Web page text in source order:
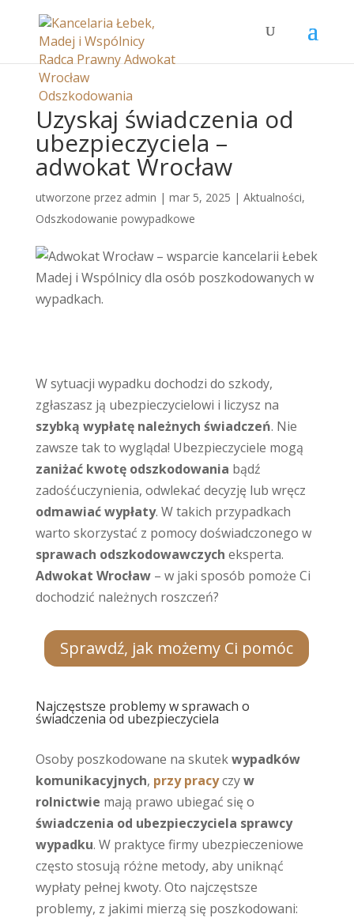
Uzyskaj świadczenia od
ubezpieczyciela –
adwokat Wrocław
utworzone przez admin | mar 5, 2025 | Aktualności,
Odszkodowanie powypadkowe
W sytuacji wypadku dochodzi do szkody,
zgłaszasz ją ubezpieczycielowi i liczysz na
szybką wypłatę należnych świadczeń. Nie
zawsze tak to wygląda! Ubezpieczyciele mogą
zaniżać kwotę odszkodowania bądź
zadośćuczynienia, odwlekać decyzję lub wręcz
odmawiać wypłaty. W takich przypadkach
warto skorzystać z pomocy doświadczonego w
sprawach odszkodowawczych eksperta.
Adwokat Wrocław– w jaki sposób pomoże Ci
dochodzić należnych roszczeń?
Sprawdź, jak możemy Ci pomóc
Najczęstsze problemy w sprawach o
świadczenia od ubezpieczyciela
Osoby poszkodowane na skutekwypadków
komunikacyjnych, przy pracyczyw
rolnictwie mają prawo ubiegać się o
świadczenia od ubezpieczyciela sprawcy
wypadku. W praktyce firmy ubezpieczeniowe
często stosują różne metody, aby uniknąć
wypłaty pełnej kwoty. Oto najczęstsze
problemy, z jakimi mierzą się poszkodowani: